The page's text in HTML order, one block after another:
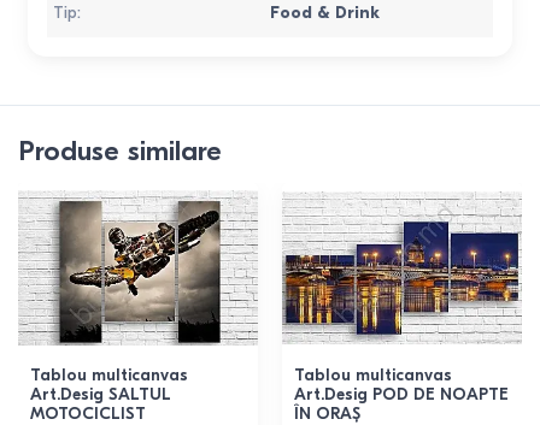
Tip: Food & Drink
Produse similare
Tablou multicanvas
Art.Desig SALTUL
MOTOCICLIST
Tablou multicanvas
Art.Desig POD DE NOAPTE
ÎN ORAȘ